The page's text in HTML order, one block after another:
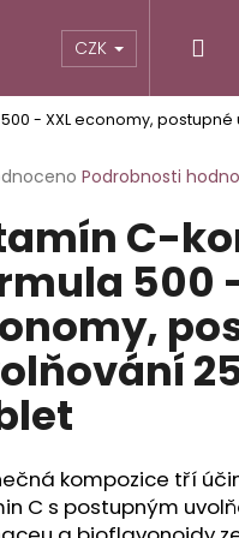
ALTERNATIVNÍ
CZK
- XXL economy,
Podrobnosti
C-
500
kompozice tří
C s postupným